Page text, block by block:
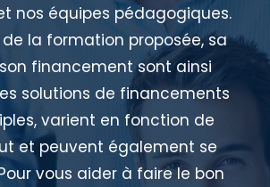
nos équipes pédagogiques.
la formation proposée, sa
financement sont ainsi
solutions de financements
varient en fonction de
et peuvent également se
vous aider à faire le bon